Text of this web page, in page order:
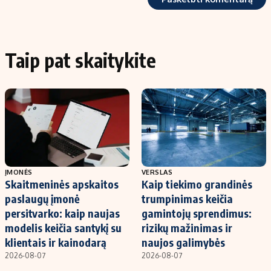
Taip pat skaitykite
ĮMONĖS
Skaitmeninės apskaitos
paslaugų įmonė
persitvarko: kaip naujas
modelis keičia santykį su
klientais ir kainodarą
2026-08-07
VERSLAS
Kaip tiekimo grandinės
trumpinimas keičia
gamintojų sprendimus:
rizikų mažinimas ir
naujos galimybės
2026-08-07